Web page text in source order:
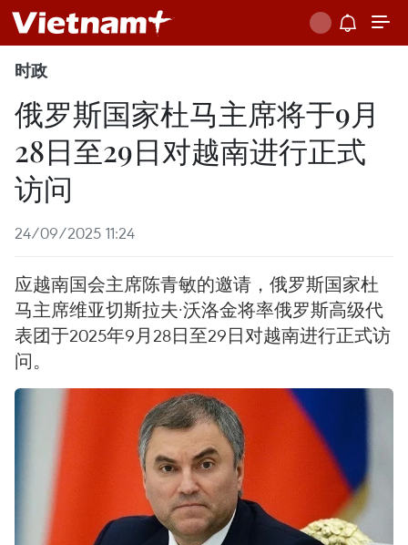
时政
俄罗斯国家杜马主席将于9月
28日至29日对越南进行正式
访问
24/09/2025 11:24
应越南国会主席陈青敏的邀请，俄罗斯国家杜
马主席维亚切斯拉夫·沃洛金将率俄罗斯高级代
表团于2025年9月28日至29日对越南进行正式访
问。